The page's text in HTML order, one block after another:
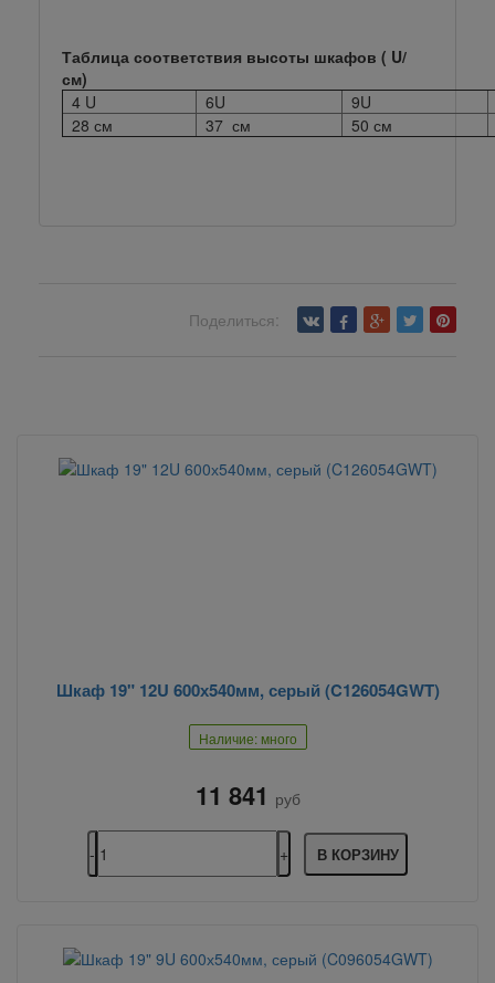
Таблица соответствия высоты шкафов ( U/
см)
4 U
6U 9U
28 см
37 см 50 см
Поделиться:
Шкаф 19" 12U 600х540мм, серый (C126054GWT)
Наличие: много
11 841 руб
В КОРЗИНУ